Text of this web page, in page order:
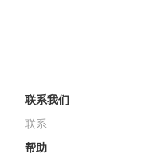
联系我们
联系
帮助